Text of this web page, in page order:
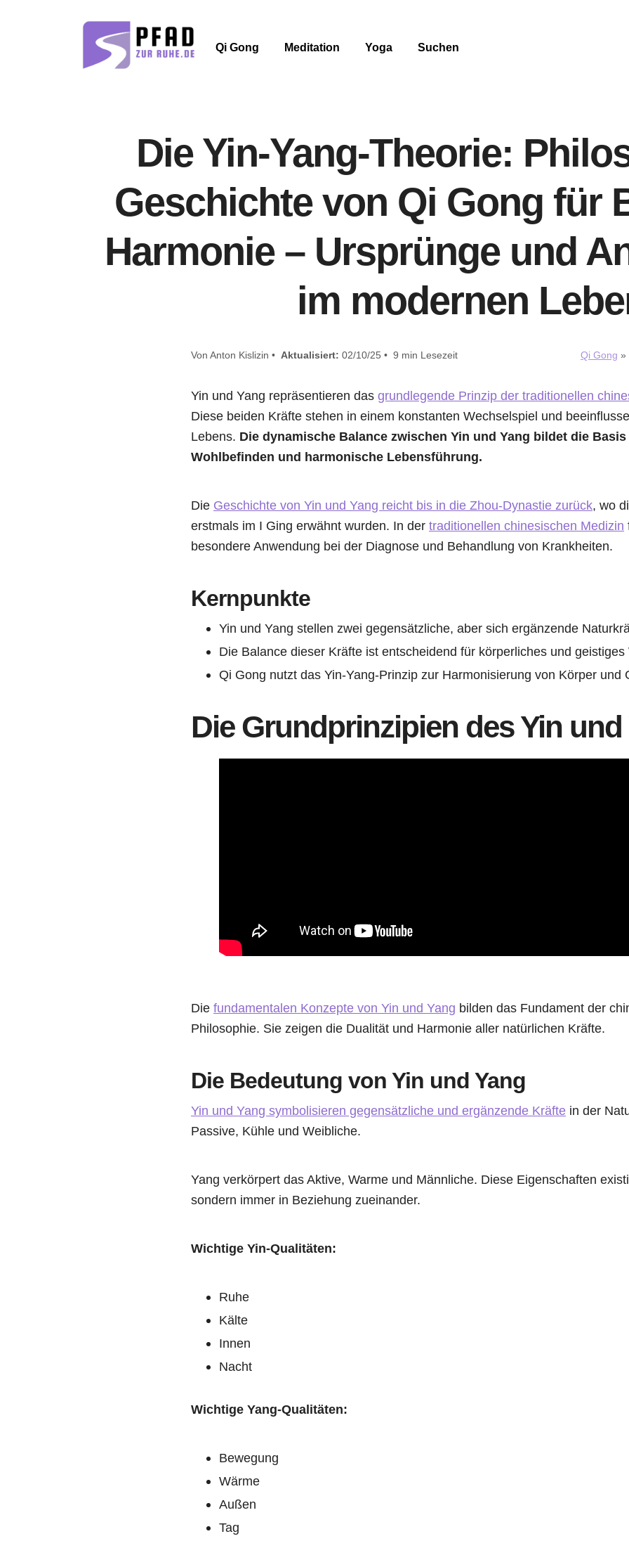
Qi Gong Meditation Yoga Suchen
Die Yin-Yang-Theorie:
Geschichte von Qi Gong für
Harmonie – Ursprünge und
im modernen
Von Anton Kislizin • Aktualisiert: 02/10/25 • 9 min Lesezeit Qi Gong »
Yin und Yang repräsentieren das grundlegende Prinzip der traditionellen
Diese beiden Kräfte stehen in einem konstanten Wechselspiel und
Lebens. Die dynamische Balance zwischen Yin und Yang bildet die
Wohlbefinden und harmonische Lebensführung.
Die Geschichte von Yin und Yang reicht bis in die Zhou-Dynastie zurück, wo
erstmals im I Ging erwähnt wurden. In der traditionellen chinesischen Medizin
besondere Anwendung bei der Diagnose und Behandlung von Krankheiten.
Kernpunkte
Yin und Yang stellen zwei gegensätzliche, aber sich ergänzende
Die Balance dieser Kräfte ist entscheidend für körperliches und
Qi Gong nutzt das Yin-Yang-Prinzip zur Harmonisierung von Körper und
Die Grundprinzipien des Yin und
Die fundamentalen Konzepte von Yin und Yang bilden das Fundament der
Philosophie. Sie zeigen die Dualität und Harmonie aller natürlichen Kräfte.
Die Bedeutung von Yin und Yang
Yin und Yang symbolisieren gegensätzliche und ergänzende Kräfte in der
Passive, Kühle und Weibliche.
Yang verkörpert das Aktive, Warme und Männliche. Diese Eigenschaften
sondern immer in Beziehung zueinander.
Wichtige Yin-Qualitäten:
Ruhe
Kälte
Innen
Nacht
Wichtige Yang-Qualitäten:
Bewegung
Wärme
Außen
Tag